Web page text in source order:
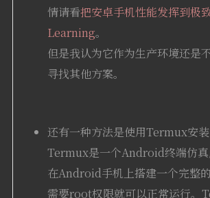
情请看把安卓手机性能发挥到极
Learning。
但是我认为它作为生产环境还是
寻找其他方案。
还有一种方法是使用Termux安装
Termux是一个Android终端仿真
在Android手机上搭建一个完整
需要root权限就可以正常运行。